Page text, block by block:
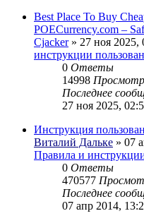
Best Place To Buy
POECurrency.com –
Cjacker» 27 ноя 2025,
инструкции
0 Ответы
14998
Последнее
27 ноя 2025,
Инструкция
Виталий Дальке » 07
Правила и
0 Ответы
470577
Последнее
07 апр 2014,